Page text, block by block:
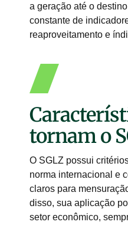
a geração até o
constante de
reaproveitamento e
tornam o
O SGLZ possui
norma internacional e
claros para
disso, sua aplicação
setor econômico,